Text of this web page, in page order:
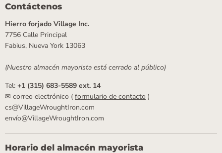
Contáctenos
Hierro forjado Village Inc.
7756 Calle Principal
Fabius, Nueva York 13063
(Nuestro almacén mayorista está cerrado al público)
Tel: +1 (315) 683-5589 ext. 14
✉ correo electrónico ( formulario de contacto )
cs@VillageWroughtIron.com
envío@VillageWroughtIron.com
Horario del almacén mayorista